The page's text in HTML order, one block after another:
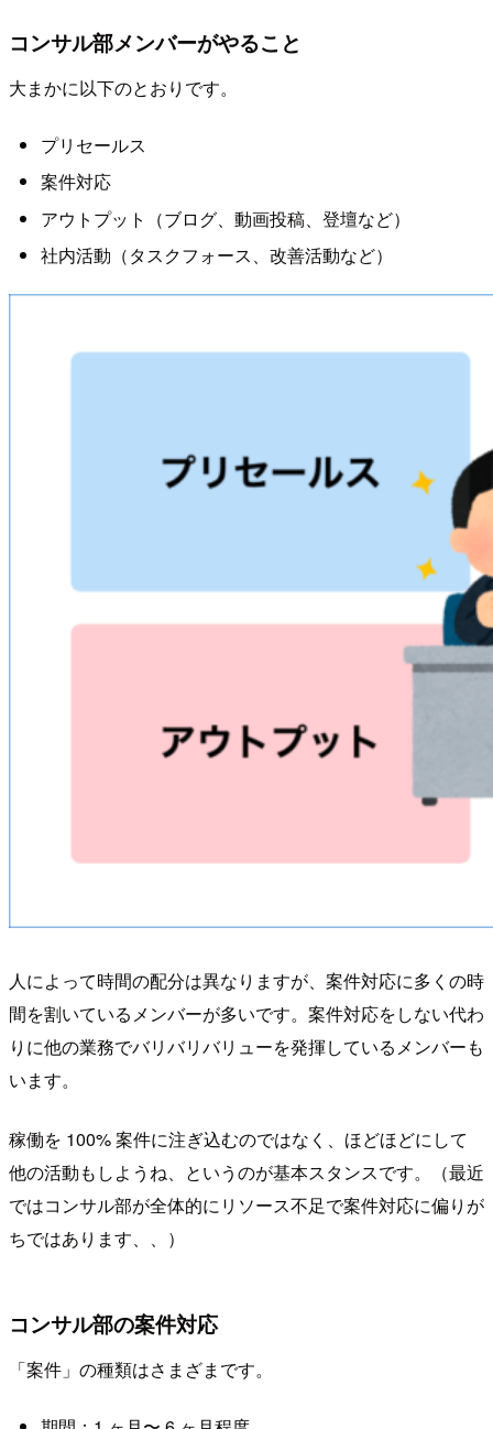
コンサル部メンバーがやること
大まかに以下のとおりです。
プリセールス
案件対応
アウトプット（ブログ、動画投稿、登壇など）
社内活動（タスクフォース、改善活動など）
人によって時間の配分は異なりますが、案件対応に多くの時
間を割いているメンバーが多いです。案件対応をしない代わ
りに他の業務でバリバリバリューを発揮しているメンバーも
います。
稼働を 100% 案件に注ぎ込むのではなく、ほどほどにして
他の活動もしようね、というのが基本スタンスです。（最近
ではコンサル部が全体的にリソース不足で案件対応に偏りが
ちではあります、、）
コンサル部の案件対応
「案件」の種類はさまざまです。